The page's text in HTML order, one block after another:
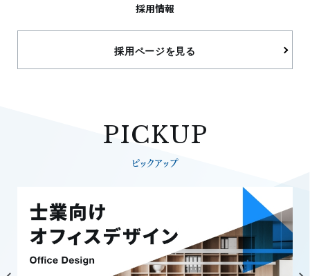
採用情報
採用ページを見る
PICKUP
ピックアップ